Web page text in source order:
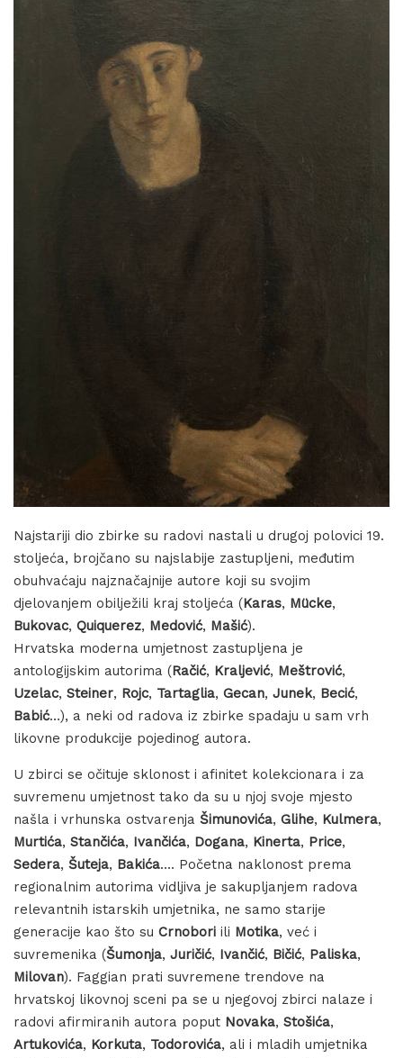
Najstariji dio zbirke su radovi nastali u drugoj polovici 19.
stoljeća, brojčano su najslabije zastupljeni, međutim
obuhvaćaju najznačajnije autore koji su svojim
djelovanjem obilježili kraj stoljeća (Karas, Mücke,
Bukovac, Quiquerez, Medović, Mašić).
Hrvatska moderna umjetnost zastupljena je
antologijskim autorima (Račić, Kraljević, Meštrović,
Uzelac, Steiner, Rojc, Tartaglia, Gecan, Junek, Becić,
Babić…), a neki od radova iz zbirke spadaju u sam vrh
likovne produkcije pojedinog autora.
U zbirci se očituje sklonost i afinitet kolekcionara i za
suvremenu umjetnost tako da su u njoj svoje mjesto
našla i vrhunska ostvarenja Šimunovića, Glihe, Kulmera,
Murtića, Stančića, Ivančića, Dogana, Kinerta, Price,
Sedera, Šuteja, Bakića…. Početna naklonost prema
regionalnim autorima vidljiva je sakupljanjem radova
relevantnih istarskih umjetnika, ne samo starije
generacije kao što su Crnobori ili Motika, već i
suvremenika (Šumonja, Juričić, Ivančić, Bičić, Paliska,
Milovan). Faggian prati suvremene trendove na
hrvatskoj likovnoj sceni pa se u njegovoj zbirci nalaze i
radovi afirmiranih autora poput Novaka, Stošića,
Artukovića, Korkuta, Todorovića, ali i mladih umjetnika